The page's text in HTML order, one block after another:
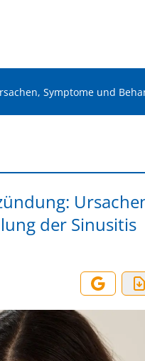
Symptome und
der Sinusitis